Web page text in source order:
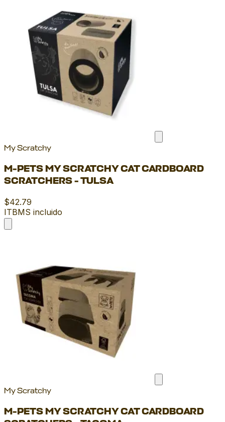
My Scratchy
M-PETS MY SCRATCHY CAT CARDBOARD
SCRATCHERS - TULSA
$42.79
ITBMS incluido
My Scratchy
M-PETS MY SCRATCHY CAT CARDBOARD